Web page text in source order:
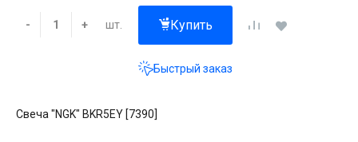
- + шт. Купить
Быстрый заказ
Свеча "NGK" BKR5EY [7390]